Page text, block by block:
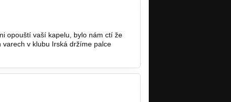
opouští vaší kapelu, bylo nám ctí že
v klubu Irská držíme palce